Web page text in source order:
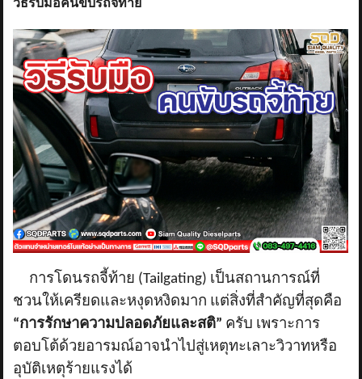
วิธีรับมือคนขับรถจี้ท้าย
การโดนรถจี้ท้าย (Tailgating) เป็นสถานการณ์ที่
ชวนให้เครียดและหงุดหงิดมาก แต่สิ่งที่สำคัญที่สุดคือ
“การรักษาความปลอดภัยและสติ” ครับ เพราะการ
ตอบโต้ด้วยอารมณ์อาจนำไปสู่เหตุทะเลาะวิวาทหรือ
อุบัติเหตุร้ายแรงได้